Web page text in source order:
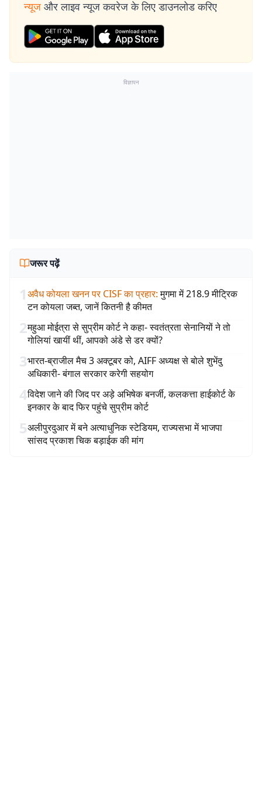
न्यूज और लाइव न्यूज कवरेज के लिए डाउनलोड करिए
विज्ञापन
जरूर पढ़ें
1अवैध कोयला खनन पर CISF का प्रहार: मुगमा में 218.9 मीट्रिक
टन कोयला जब्त, जानें कितनी है कीमत
2महुआ मोईत्रा से सुप्रीम कोर्ट ने कहा- स्वतंत्रता सेनानियों ने तो
गोलियां खायीं थीं, आपको अंडे से डर क्यों?
3भारत-ब्राजील मैच 3 अक्टूबर को, AIFF अध्यक्ष से बोले शुभेंदु
अधिकारी- बंगाल सरकार करेगी सहयोग
4विदेश जाने की जिद पर अड़े अभिषेक बनर्जी, कलकत्ता हाईकोर्ट के
इनकार के बाद फिर पहुंचे सुप्रीम कोर्ट
5अलीपुरदुआर में बने अत्याधुनिक स्टेडियम, राज्यसभा में भाजपा
सांसद प्रकाश चिक बड़ाईक की मांग